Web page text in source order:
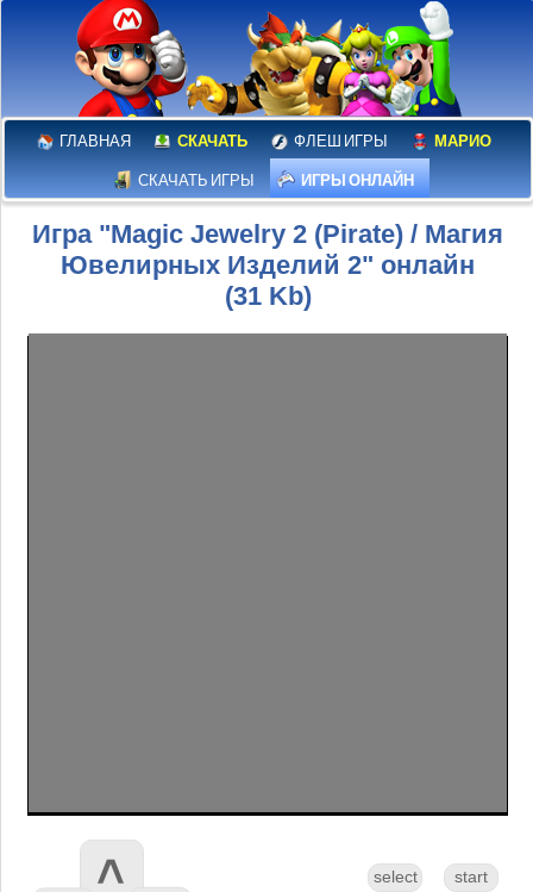
ГЛАВНАЯ СКАЧАТЬ ФЛЕШ ИГРЫ МАРИО
СКАЧАТЬ ИГРЫ ИГРЫ ОНЛАЙН
Игра "Magic Jewelry 2 (Pirate) / Магия
Ювелирных Изделий 2" онлайн
(31 Kb)